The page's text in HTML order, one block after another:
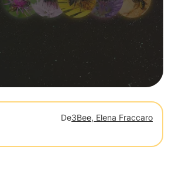
su papel ecológico.
De3Bee, Elena Fraccaro